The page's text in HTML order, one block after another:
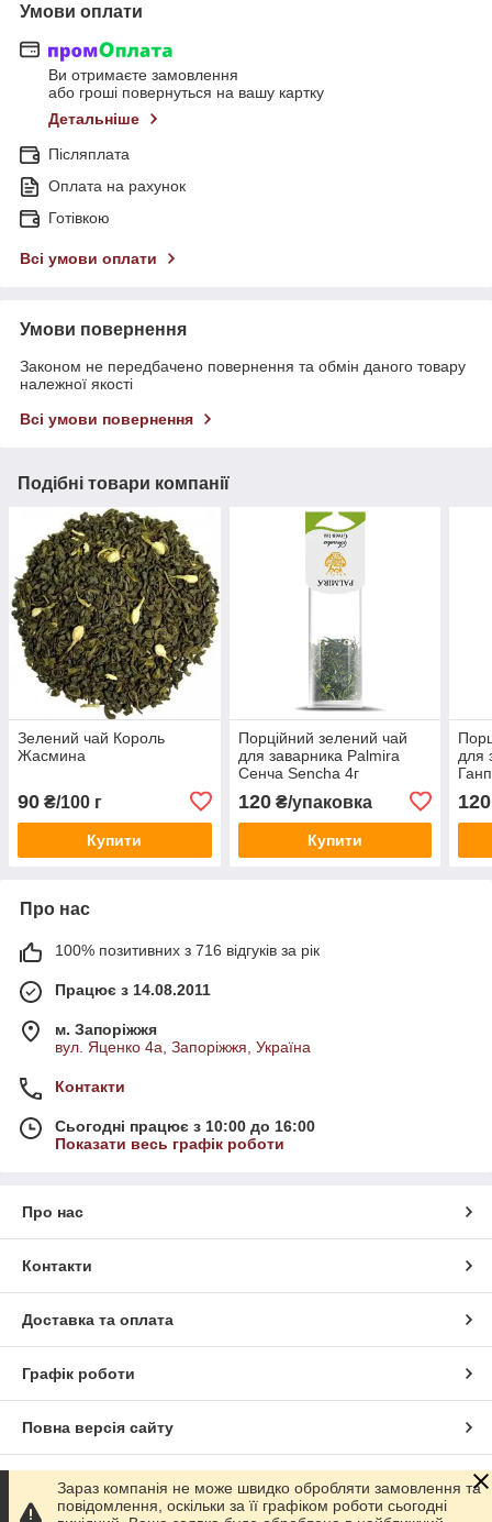
Умови оплати
Ви отримаєте замовлення
або гроші повернуться на вашу картку
Детальніше
Післяплата
Оплата на рахунок
Готівкою
Всі умови оплати
Умови повернення
Законом не передбачено повернення та обмін даного товару
належної якості
Всі умови повернення
Подібні товари компанії
Зелений чай Король
Жасмина
90 ₴/100 г
Купити
Порційний зелений чай
для заварника Palmira
Сенча Sencha 4г
120₴/упаковка
Купити
для
120
Про нас
100% позитивних з 716 відгуків за рік
Працює з 14.08.2011
м. Запоріжжя
вул. Яценко 4а, Запоріжжя, Україна
Контакти
Сьогодні працює з 10:00 до 16:00
Показати весь графік роботи
Про нас
Контакти
Доставка та оплата
Графік роботи
Повна версія сайту
Сайт створено на маркетплейсі Prom.ua
Зараз компанія не може швидко обробляти замовлення та
повідомлення, оскільки за її графіком роботи сьогодні